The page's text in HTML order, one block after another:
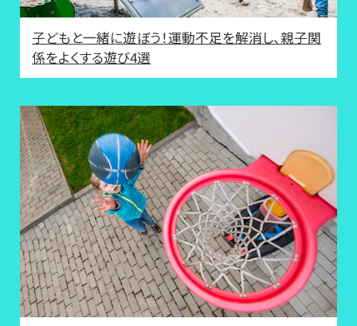
子どもと一緒に遊ぼう！運動不足を解消し、親子関
係をよくする遊び4選